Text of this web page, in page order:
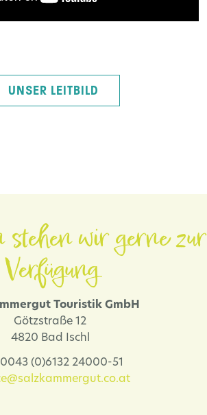
UNSER LEITBILD
stehen wir gerne zur
Verfügung.
Touristik GmbH
Götzstraße 12
4820 Bad Ischl
0043 (0)6132 24000-51